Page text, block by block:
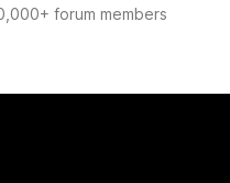
forum members